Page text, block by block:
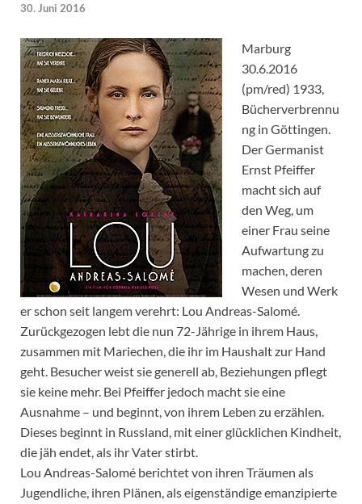
30. Juni 2016
Marburg
30.6.2016
(pm/red) 1933,
Bücherverbrennu
ng in Göttingen.
Der Germanist
Ernst Pfeiffer
macht sich auf
den Weg, um
einer Frau seine
Aufwartung zu
machen, deren
Wesen und Werk
er schon seit langem verehrt: Lou Andreas-Salomé.
Zurückgezogen lebt die nun 72-Jährige in ihrem Haus,
zusammen mit Mariechen, die ihr im Haushalt zur Hand
geht. Besucher weist sie generell ab, Beziehungen pflegt
sie keine mehr. Bei Pfeiffer jedoch macht sie eine
Ausnahme – und beginnt, von ihrem Leben zu erzählen.
Dieses beginnt in Russland, mit einer glücklichen Kindheit,
die jäh endet, als ihr Vater stirbt.
Lou Andreas-Salomé berichtet von ihren Träumen als
Jugendliche, ihren Plänen, als eigenständige emanzipierte